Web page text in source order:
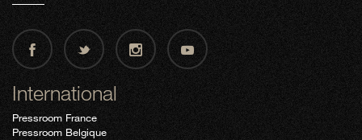
International
Pressroom France
Pressroom Belgique